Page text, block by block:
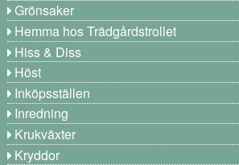
Grönsaker
Hemma hos Trädgårdstrollet
Hiss & Diss
Höst
Inköpsställen
Inredning
Krukväxter
Kryddor